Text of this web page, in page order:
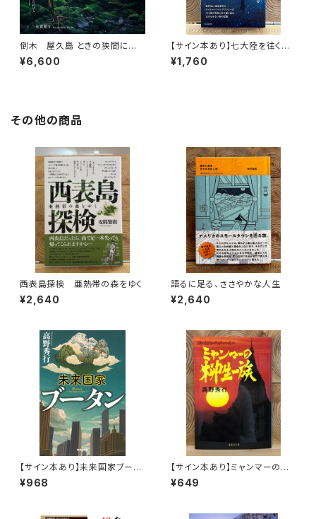
倒木 屋久島 ときの狭間に立
ちて
¥6,600
【サイン本あり】七大陸を往く
心を震わす風景を探して
¥1,760
その他の商品
西表島探検 亜熱帯の森をゆく
¥2,640
語るに足る、ささやかな人生
¥2,640
【サイン本あり】未来国家ブータ
ン
¥968
【サイン本あり】ミャンマーの柳
生一族
¥649